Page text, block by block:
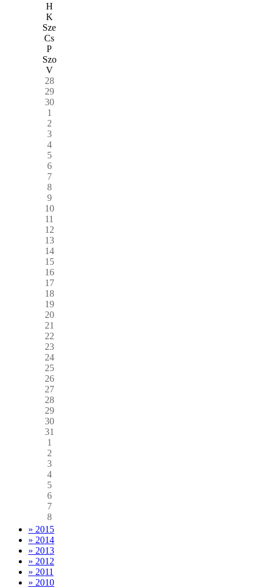
H
K
Sze
Cs
P
Szo
V
28
29
30
1
2
3
4
5
6
7
8
9
10
11
12
13
14
15
16
17
18
19
20
21
22
23
24
25
26
27
28
29
30
31
1
2
3
4
5
6
7
8
» 2015
» 2014
» 2013
» 2012
» 2011
» 2010